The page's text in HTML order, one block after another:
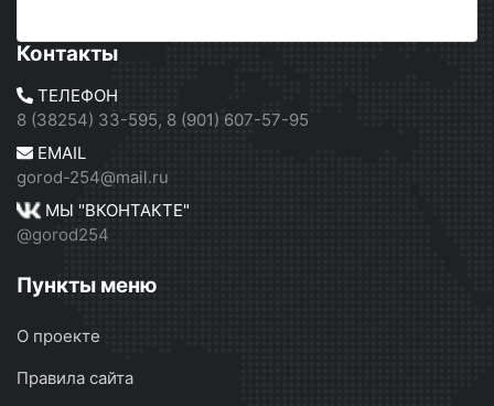
Контакты
ТЕЛЕФОН
8 (38254) 33-595, 8 (901) 607-57-95
EMAIL
gorod-254@mail.ru
МЫ "ВКОНТАКТЕ"
@gorod254
Пункты меню
О проекте
Правила сайта